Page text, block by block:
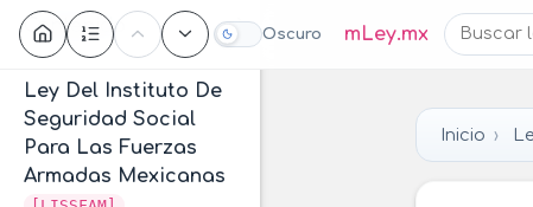
Oscuro mLey.mx
Contenido
Ley Del Instituto De
Seguridad Social
Para Las Fuerzas
Armadas Mexicanas
Inicio